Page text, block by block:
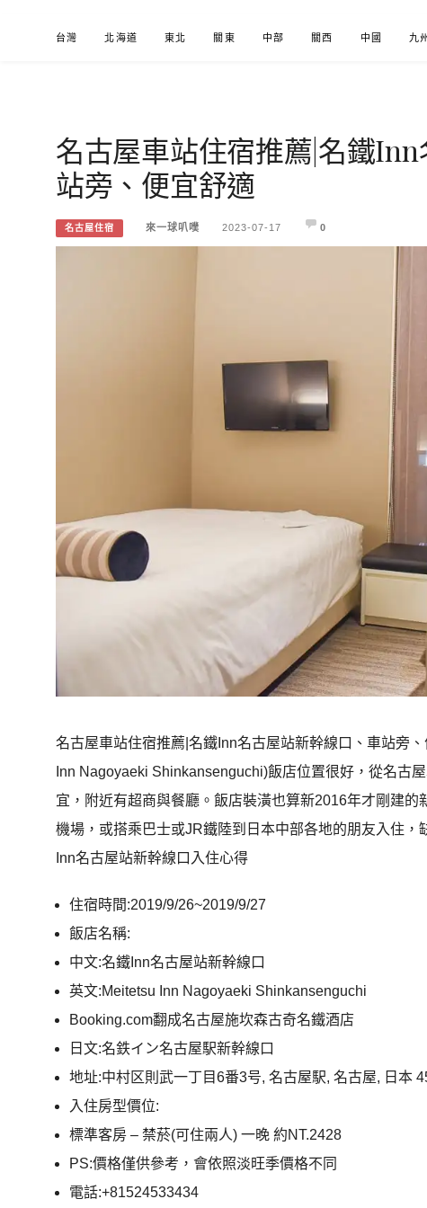
台灣 北海道 東北 關東 中部 關西 中國 九州
來一球叭噗
分享日本自助部落格
名古屋車站住宿推薦|名鐵
站旁、便宜舒適
名古屋住宿 來一球叭噗 2023-07-17 0
名古屋車站住宿推薦|名鐵Inn名古屋站新幹線口、車站旁
Inn Nagoyaeki Shinkansenguchi)飯店位置很好，從名古
宜，附近有超商與餐廳。飯店裝潢也算新2016年才剛建
機場，或搭乘巴士或JR鐵陸到日本中部各地的朋友入住
Inn名古屋站新幹線口入住心得
住宿時間:2019/9/26~2019/9/27
飯店名稱:
中文:名鐵Inn名古屋站新幹線口
英文:Meitetsu Inn Nagoyaeki Shinkansenguchi
Booking.com翻成名古屋施坎森古奇名鐵酒店
日文:名鉄イン名古屋駅新幹線口
地址:中村区則武一丁目6番3号, 名古屋駅, 名古屋, 日本
入住房型價位:
標準客房 – 禁菸(可住兩人) 一晚 約NT.2428
PS:價格僅供參考，會依照淡旺季價格不同
電話:+81524533434